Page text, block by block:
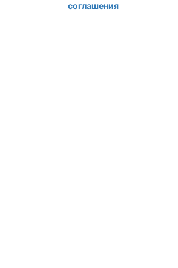
соглашения